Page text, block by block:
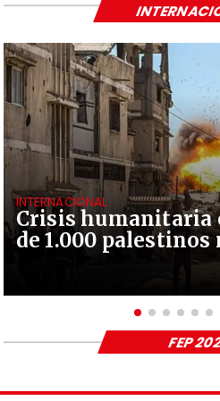
Crisis humanitaria
de 1.000
INTERNACIONAL
FEP